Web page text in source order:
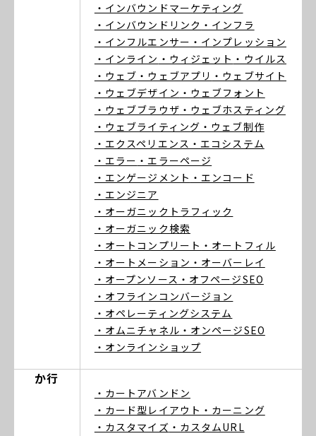
・インバウンドマーケティング
・インバウンドリンク ・インフラ
・インフルエンサー ・インプレッション
・インライン ・ウィジェット ・ウイルス
・ウェブ ・ウェブアプリ ・ウェブサイト
・ウェブデザイン ・ウェブフォント
・ウェブブラウザ ・ウェブホスティング
・ウェブライティング ・ウェブ制作
・エクスペリエンス ・エコシステム
・エラー ・エラーページ
・エンゲージメント ・エンコード
・エンジニア
・オーガニックトラフィック
・オーガニック検索
・オートコンプリート ・オートフィル
・オートメーション ・オーバーレイ
・オープンソース ・オフページSEO
・オフラインコンバージョン
・オペレーティングシステム
・オムニチャネル ・オンページSEO
・オンラインショップ
か行
・カートアバンドン
・カード型レイアウト ・カーニング
・カスタマイズ ・カスタムURL